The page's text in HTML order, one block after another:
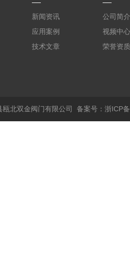
新闻资讯
应用案例
技术文章
公司简介
视频中心
荣誉资质
北双金阀门有限公司 备案号：浙ICP